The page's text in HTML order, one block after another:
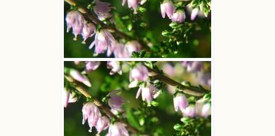
Wrzos zwyczajny
Joanna Boisse